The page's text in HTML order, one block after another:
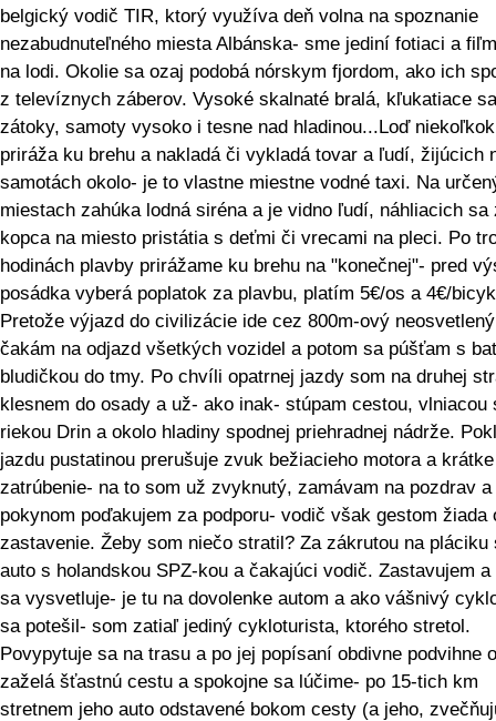
belgický vodič TIR, ktorý využíva deň volna na spoznanie
nezabudnuteľného miesta Albánska- sme jediní fotiaci a
na lodi. Okolie sa ozaj podobá nórskym fjordom, ako ich
z televíznych záberov. Vysoké skalnaté bralá, kľukatiace sa
zátoky, samoty vysoko i tesne nad hladinou...Loď
priráža ku brehu a nakladá či vykladá tovar a ľudí, žijúcich
samotách okolo- je to vlastne miestne vodné taxi. Na
miestach zahúka lodná siréna a je vidno ľudí, náhliacich sa
kopca na miesto pristátia s deťmi či vrecami na pleci. Po
hodinách plavby prirážame ku brehu na "konečnej"- pred
posádka vyberá poplatok za plavbu, platím 5€/os a 4€/
Pretože výjazd do civilizácie ide cez 800m-ový
čakám na odjazd všetkých vozidel a potom sa púšťam s
bludičkou do tmy. Po chvíli opatrnej jazdy som na druhej
klesnem do osady a už- ako inak- stúpam cestou, vlniacou
riekou Drin a okolo hladiny spodnej priehradnej nádrže.
jazdu pustatinou prerušuje zvuk bežiacieho motora a krátke
zatrúbenie- na to som už zvyknutý, zamávam na pozdrav a
pokynom poďakujem za podporu- vodič však gestom žiada
zastavenie. Žeby som niečo stratil? Za zákrutou na pláciku
auto s holandskou SPZ-kou a čakajúci vodič. Zastavujem
sa vysvetluje- je tu na dovolenke autom a ako vášnivý
sa potešil- som zatiaľ jediný cykloturista, ktorého stretol.
Povypytuje sa na trasu a po jej popísaní obdivne podvihne
zaželá šťastnú cestu a spokojne sa lúčime- po 15-tich km
stretnem jeho auto odstavené bokom cesty (a jeho,